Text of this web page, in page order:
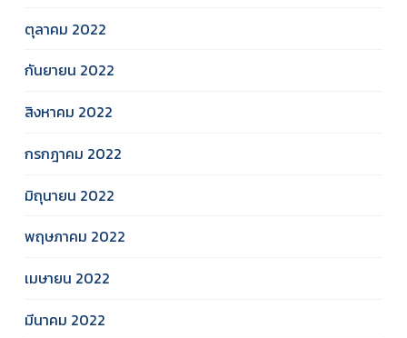
ตุลาคม 2022
กันยายน 2022
สิงหาคม 2022
กรกฎาคม 2022
มิถุนายน 2022
พฤษภาคม 2022
เมษายน 2022
มีนาคม 2022